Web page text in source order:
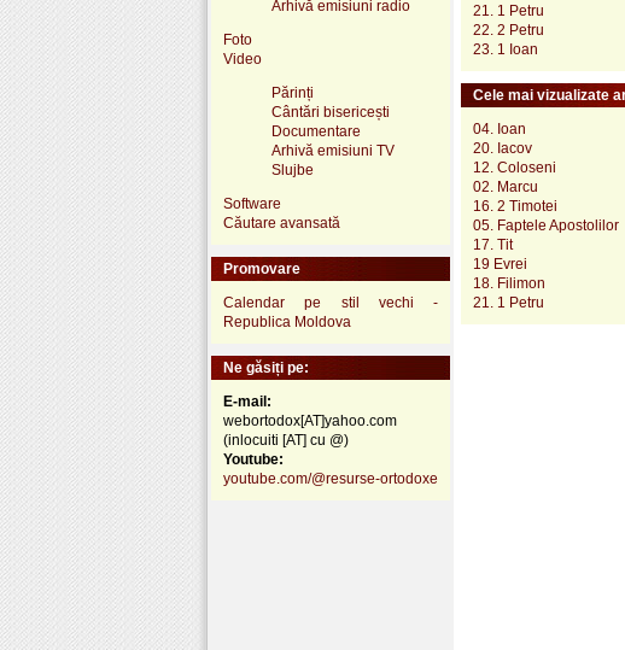
21. 1 Petru
22. 2 Petru
23. 1 Ioan
Cele mai vizualizate
04. Ioan
20. Iacov
12. Coloseni
02. Marcu
16. 2 Timotei
05. Faptele Apostolilor
17. Tit
19 Evrei
18. Filimon
21. 1 Petru
Arhivă emisiuni radio
Foto
Video
Părinți
Cântări bisericești
Documentare
Arhivă emisiuni TV
Slujbe
Software
Căutare avansată
Promovare
Calendar pe stil vechi -
Republica Moldova
Ne găsiți pe:
E-mail:
webortodox[AT]yahoo.com
(inlocuiti [AT] cu @)
Youtube:
youtube.com/@resurse-ortodoxe